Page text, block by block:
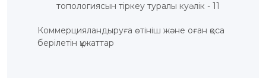
топологиясын тіркеу туралы куәлік - 11
Коммерцияландыруға өтініш және оған қоса
берілетін құжаттар